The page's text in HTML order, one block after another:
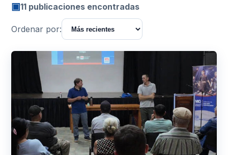
▣11 publicaciones encontradas
Ordenar por: